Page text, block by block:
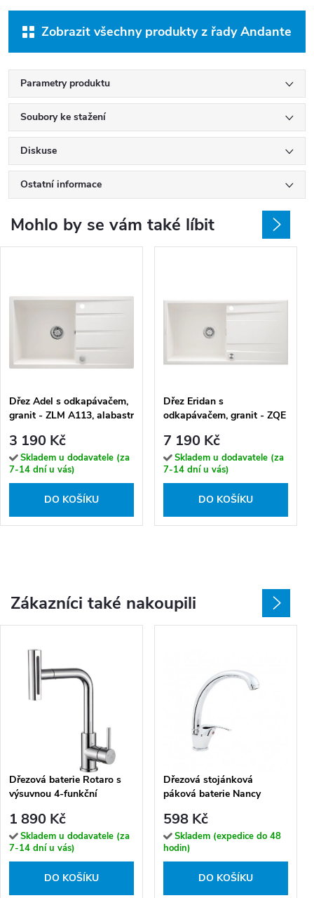
Zobrazit všechny produkty z řady Andante
Parametry produktu
Soubory ke stažení
Diskuse
Ostatní informace
Mohlo by se vám také líbit
Dřez Adel s odkapávačem,
granit - ZLM A113, alabastr
3 190 Kč
Skladem u dodavatele (za
7-14 dní u vás)
DO KOŠÍKU
Dřez Eridan s
odkapávačem, granit - ZQE
7 190 Kč
Skladem u dodavatele (za
7-14 dní u vás)
DO KOŠÍKU
Zákazníci také nakoupili
Dřezová baterie Rotaro s
výsuvnou 4-funkční
chrom
1 890 Kč
Skladem u dodavatele (za
7-14 dní u vás)
DO KOŠÍKU
Dřezová stojánková
páková baterie Nancy
598 Kč
Skladem (expedice do 48
hodin)
DO KOŠÍKU